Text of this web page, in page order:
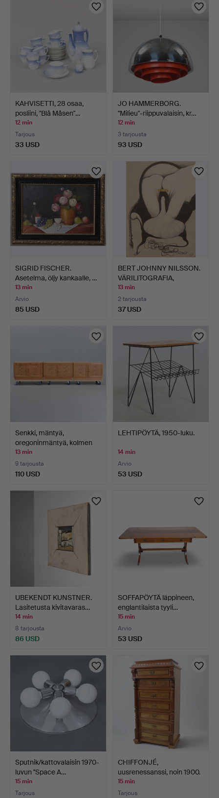
KAHVISETTI, 28 osaa,
posliini, "Blå Måsen"…
12 min
Tarjous
33 USD
JO HAMMERBORG.
"Milieu"-riippuvalaisin, kr…
12 min
3 tarjousta
93 USD
SIGRID FISCHER.
Asetelma, öljy kankaalle, …
13 min
Arvio
85 USD
BERT JOHNNY NILSSON.
VÄRILITOGRAFIA,
KOMPO…
13 min
2 tarjousta
37 USD
Senkki, mäntyä,
oregoninmäntyä, kolmen
sar…
13 min
9 tarjousta
110 USD
LEHTIPÖYTÄ, 1950-luku.
14 min
Arvio
53 USD
UBEKENDT KUNSTNER.
Lasitetusta kivitavaras…
14 min
8 tarjousta
86 USD
SOFFAPÖYTÄ läppineen,
englantilaista tyyli…
15 min
Arvio
53 USD
Sputnik/kattovalaisin 1970-
luvun ''Space A…
15 min
Tarjous
CHIFFONJÉ,
uusrenessanssi, noin 1900.
15 min
Tarjous